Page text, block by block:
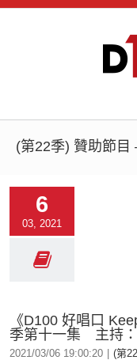
(第22季) 贊助節目
6
03, 2021
《D100 好唱口
季第十一集 主持
2021/03/06 19:00:20 (第